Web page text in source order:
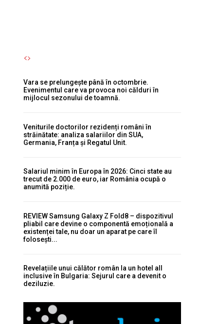
Vara se prelungește până în octombrie.
Evenimentul care va provoca noi călduri în
mijlocul sezonului de toamnă.
Veniturile doctorilor rezidenți români în
străinătate: analiza salariilor din SUA,
Germania, Franța și Regatul Unit.
Salariul minim în Europa în 2026: Cinci state au
trecut de 2.000 de euro, iar România ocupă o
anumită poziție.
REVIEW Samsung Galaxy Z Fold8 – dispozitivul
pliabil care devine o componentă emoțională a
existenței tale, nu doar un aparat pe care îl
folosești...
Revelațiile unui călător român la un hotel all
inclusive în Bulgaria: Sejurul care a devenit o
deziluzie.